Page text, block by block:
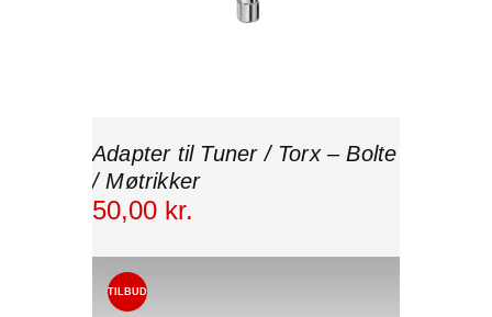
Adapter til Tuner / Torx – Bolte
/ Møtrikker
50,00 kr.
TILBUD